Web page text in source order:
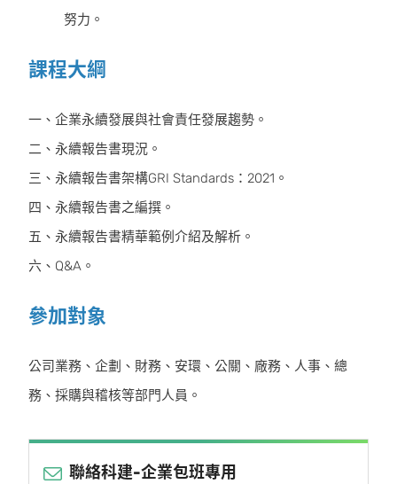
努⼒。
課程大綱
一、企業永續發展與社會責任發展趨勢。
二、永續報告書現況。
三、永續報告書架構GRI Standards：2021。
四、永續報告書之編撰。
五、永續報告書精華範例介紹及解析。
六、Q&A。
參加對象
公司業務、企劃、財務、安環、公關、廠務、⼈事、總
務、採購與稽核等部門人員。
聯絡科建-企業包班專用